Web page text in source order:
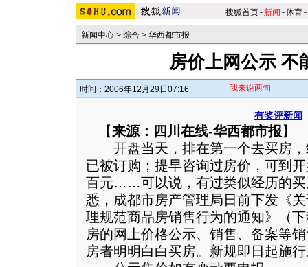
搜狐首页-新闻 -体育-
新闻中心 > 综合 > 华西都市报
房价上网公示 不
时间：2006年12月29日07:16 我来说两句
有奖评新闻
【来源：四川在线-华西都市报】
开盘当天，排在第一个去买房，
已被订购；提早咨询过房价，可到
百元……可以说，有过类似经历的买
悉，成都市房产管理局日前下发《
理规范商品房销售行为的通知》（
房的网上价格公示、销售、备案等
房者明明白白买房。 新规即日起施